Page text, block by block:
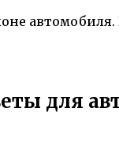
для